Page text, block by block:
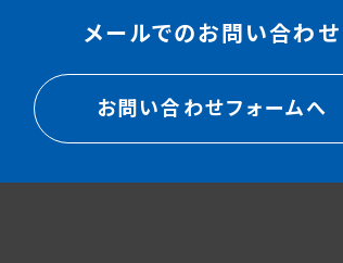
メールでのお問い合わせ
お問い合わせフォームへ